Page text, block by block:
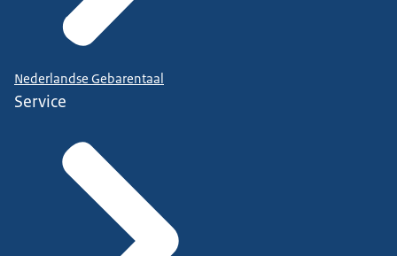
Nederlandse Gebarentaal
Service